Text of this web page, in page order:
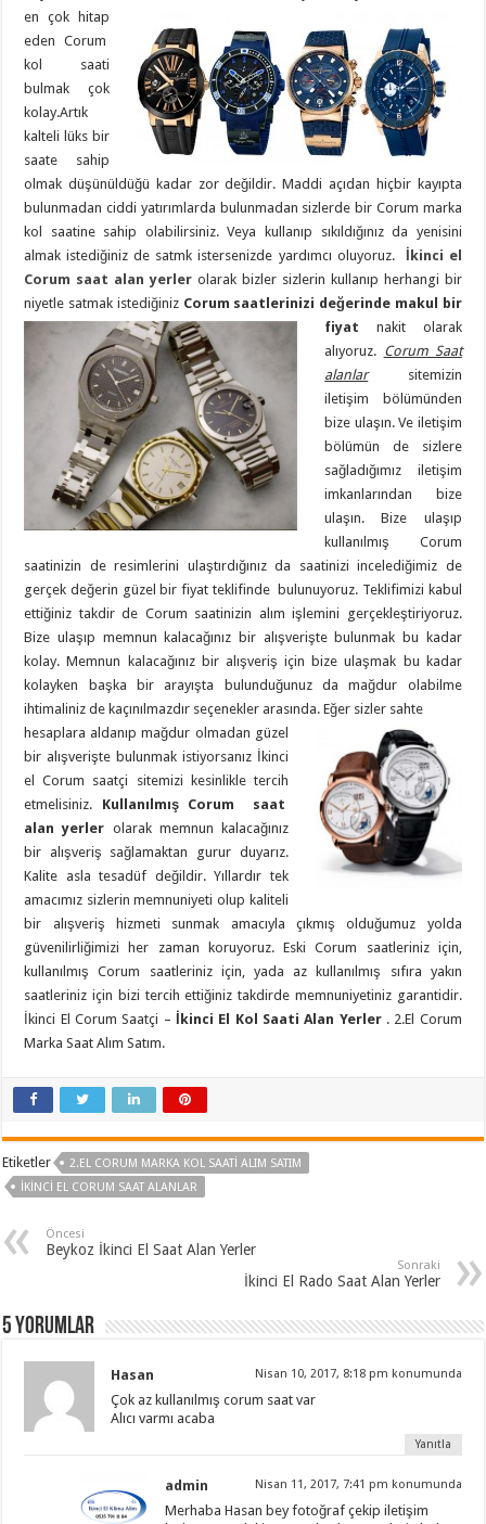
en çok hitap
eden Corum
kol saati
bulmak çok
kolay.Artık
kalteli lüks bir
saate sahip
olmak düşünüldüğü kadar zor değildir. Maddi açıdan hiçbir kayıpta
bulunmadan ciddi yatırımlarda bulunmadan sizlerde bir Corum marka
kol saatine sahip olabilirsiniz. Veya kullanıp sıkıldığınız da yenisini
almak istediğiniz de satmk istersenizde yardımcı oluyoruz.
İkinci el
Corum saat alan yerler olarak bizler sizlerin kullanıp herhangi bir
niyetle satmak istediğinizCorum saatlerinizi değerinde makul bir
fiyat
nakit olarak
alıyoruz. Corum Saat
alanlarsitemizin
iletişim bölümünden
bize ulaşın. Ve iletişim
bölümün de sizlere
sağladığımız iletişim
imkanlarından bize
ulaşın. Bize ulaşıp
kullanılmış Corum
saatinizin de resimlerini ulaştırdığınız da saatinizi incelediğimiz de
gerçek değerin güzel bir fiyat teklifinde bulunuyoruz. Teklifimizi kabul
ettiğiniz takdir de Corum saatinizin alım işlemini gerçekleştiriyoruz.
Bize ulaşıp memnun kalacağınız bir alışverişte bulunmak bu kadar
kolay. Memnun kalacağınız bir alışveriş için bize ulaşmak bu kadar
kolayken başka bir arayışta bulunduğunuz da mağdur olabilme
ihtimaliniz de kaçınılmazdır seçenekler arasında. Eğer sizler sahte
hesaplara aldanıp mağdur olmadan güzel
bir alışverişte bulunmak istiyorsanız İkinci
el Corum saatçi sitemizi kesinlikle tercih
etmelisiniz. Kullanılmış Corum saat
alan yerler olarak memnun kalacağınız
bir alışveriş sağlamaktan gurur duyarız.
Kalite asla tesadüf değildir. Yıllardır tek
amacımız sizlerin memnuniyeti olup kaliteli
bir alışveriş hizmeti sunmak amacıyla çıkmış olduğumuz yolda
güvenilirliğimizi her zaman koruyoruz. Eski Corum saatleriniz için,
kullanılmış Corum saatleriniz için, yada az kullanılmış sıfıra yakın
saatleriniz için bizi tercih ettiğiniz takdirde memnuniyetiniz garantidir.
İkinci El Corum Saatçi –
İkinci El Kol Saati Alan Yerler. 2.El Corum
Marka Saat Alım Satım.
Etiketler
2.EL CORUM MARKA KOL SAATI ALIM SATIM
İKINCI EL CORUM SAAT ALANLAR
Öncesi
Beykoz İkinci El Saat Alan Yerler
Sonraki
İkinci El Rado Saat Alan Yerler
5 yorumlar
Hasan Nisan 10, 2017, 8:18 pm konumunda
Çok az kullanılmış corum saat var
Alıcı varmı acaba
Yanıtla
admin Nisan 11, 2017, 7:41 pm konumunda
Merhaba Hasan bey fotoğraf çekip iletişim